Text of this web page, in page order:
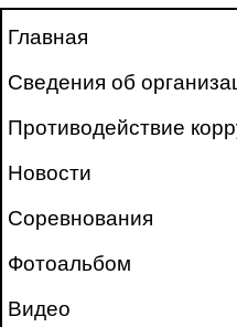
Главная
Сведения об
Противодействие
Новости
Соревнования
Фотоальбом
Видео